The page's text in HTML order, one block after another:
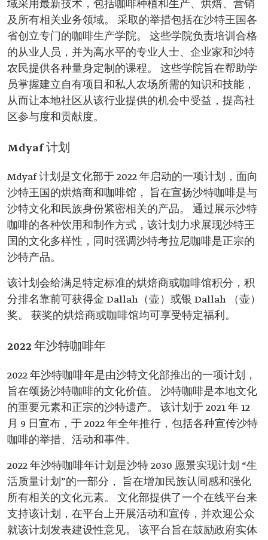
域采用最新技术，包括咖啡种植和生产、烘焙、营销
及所有相关业务领域。 采取的举措包括在沙特王国各
省创立专门的咖啡生产学院。 这些学院负责培训合格
的从业人员，并为高水平的专业人士、企业家和沙特
农民提供各种量身定制的课程。 这些学院旨在帮助学
员掌握建立自有项目和私人农场所需的知识和技能，
从而让本地社区从该行业提供的机会中受益，提高社
区参与度和贡献度。
Mdyaf 计划
Mdyaf 计划是文化部于 2022 年启动的一项计划，面向
沙特王国的烘焙商和咖啡馆， 旨在宣扬沙特咖啡是与
沙特文化和民族身份紧密相关的产品。 通过展示沙特
咖啡的各种饮用和制作方式，该计划力求展现沙特王
国的文化多样性，同时强调沙特考拉尼咖啡是正宗的
沙特产品。
该计划会给满足特定标准的烘焙商或咖啡馆积分，积
分排名靠前可获得金 Dallah（壶）或银 Dallah （壶）
奖。 获奖的烘焙商或咖啡馆均可享受特定福利。
2022 年沙特咖啡年
2022 年沙特咖啡年是由沙特文化部推出的一项计划，
旨在颂扬沙特咖啡的文化价值。 沙特咖啡是本地文化
的重要元素和正宗的沙特遗产。 该计划于 2021 年 12
月 9 日宣布，于 2022 年全年推行，包括各种宣传沙特
咖啡的举措、活动和事件。
2022 年沙特咖啡年计划是沙特 2030 愿景实现计划 “生
活质量计划”的一部分， 旨在增加民族认同感和强化
所有相关的文化元素。 文化部提供了一个在线平台来
支持该计划，在平台上开展活动和宣传，并欢迎公众
就该计划发表建设性意见。 该平台旨在鼓励政府实体